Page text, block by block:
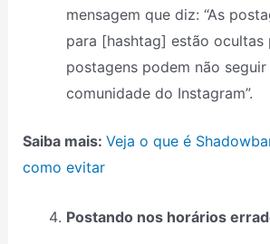
mensagem que diz: “As
para [hashtag] estão ocultas
postagens podem não
comunidade do Instagram”.
Saiba mais: Veja o que é
como evitar
Postando nos horários